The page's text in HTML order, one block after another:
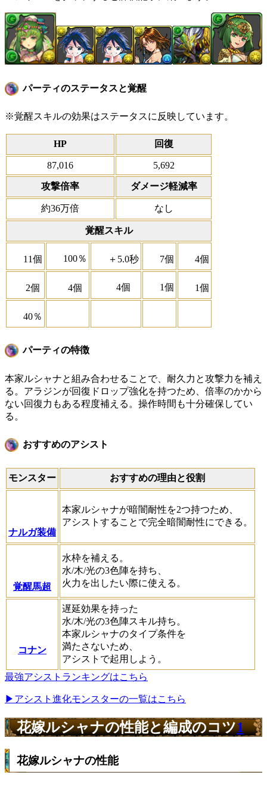
パーティのステータスと覚醒
※覚醒スキルの効果はステータスに反映しています。
HP 回復
87,016 5,692
攻撃倍率 ダメージ軽減率
約36万倍 なし
覚醒スキル
11個 100％ ＋5.0秒 7個 4個
2個 4個 4個 1個 1個
40％
パーティの特徴
本家ルシャナと組み合わせることで、耐久力と攻撃力を補え
る。アラジンが回復ドロップ強化を持つため、倍率のかから
ない回復力もある程度補える。操作時間も十分確保してい
る。
おすすめのアシスト
モンスター おすすめの理由と役割
ナルガ装備
本家ルシャナが暗闇耐性を2つ持つため、
アシストすることで完全暗闇耐性にできる。
覚醒馬超
水枠を補える。
水/木/光の3色陣を持ち、
火力を出したい際に使える。
コナン
遅延効果を持った
水/木/光の3色陣スキル持ち。
本家ルシャナのタイプ条件を
満たさないため、
アシストで起用しよう。
最強アシストランキングはこちら
▶アシスト進化モンスターの一覧はこちら
花嫁ルシャナの性能と編成のコツ1
花嫁ルシャナの性能